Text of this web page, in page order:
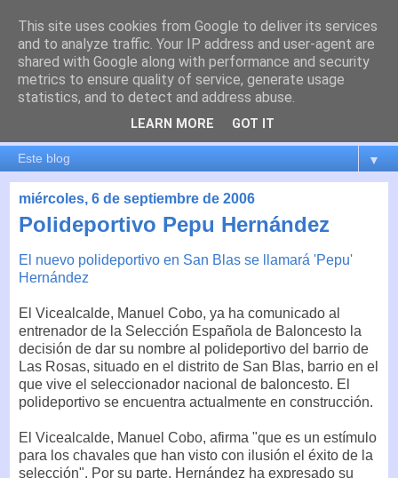
es por madrid
El blog de Madrid y su actualidad, proyectos, transporte,
movilidad, arquitectura, participación, medio ambiente,
educación, empleo, ...
▼
miércoles, 6 de septiembre de 2006
Polideportivo Pepu Hernández
El nuevo polideportivo en San Blas se llamará 'Pepu'
Hernández
El Vicealcalde, Manuel Cobo, ya ha comunicado al
entrenador de la Selección Española de Baloncesto la
decisión de dar su nombre al polideportivo del barrio de
Las Rosas, situado en el distrito de San Blas, barrio en el
que vive el seleccionador nacional de baloncesto. El
polideportivo se encuentra actualmente en construcción.
El Vicealcalde, Manuel Cobo, afirma "que es un estímulo
para los chavales que han visto con ilusión el éxito de la
selección". Por su parte, Hernández ha expresado su
This site uses cookies from Google to deliver its services
and to analyze traffic. Your IP address and user-agent are
shared with Google along with performance and security
metrics to ensure quality of service, generate usage
statistics, and to detect and address abuse.
LEARN MORE GOT IT